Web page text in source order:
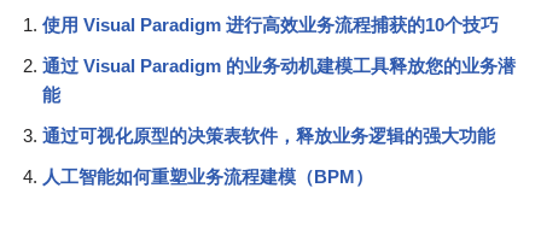
使用 Visual Paradigm 进行高效业务流程捕获的10个技巧
通过 Visual Paradigm 的业务动机建模工具释放您的业务潜
能
通过可视化原型的决策表软件，释放业务逻辑的强大功能
人工智能如何重塑业务流程建模（BPM）